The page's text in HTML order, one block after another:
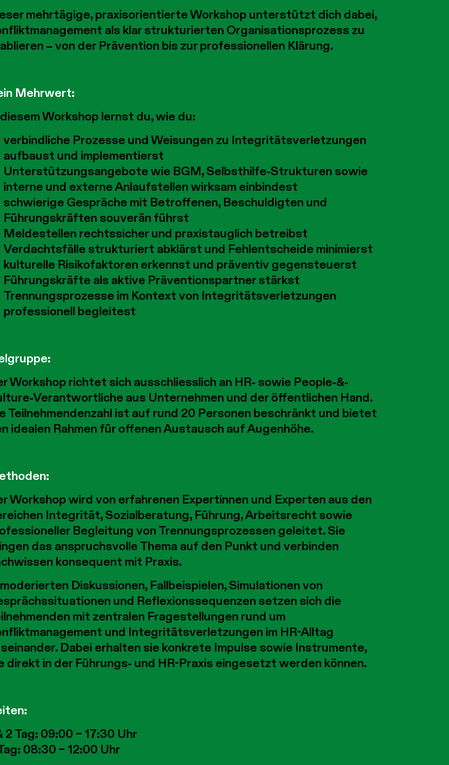
mehrtägige, praxisorientierte Workshop unterstützt dich dabei,
als klar strukturierten Organisationsprozess zu
– von der Prävention bis zur professionellen Klärung.
Mehrwert:
Workshop lernst du, wie du:
verbindliche Prozesse und Weisungen zu Integritätsverletzungen
aufbaust und implementierst
Unterstützungsangebote wie BGM, Selbsthilfe-Strukturen sowie
interne und externe Anlaufstellen wirksam einbindest
schwierige Gespräche mit Betroffenen, Beschuldigten und
Führungskräften souverän führst
Meldestellen rechtssicher und praxistauglich betreibst
Verdachtsfälle strukturiert abklärst und Fehlentscheide minimierst
kulturelle Risikofaktoren erkennst und präventiv gegensteuerst
Führungskräfte als aktive Präventionspartner stärkst
Trennungsprozesse im Kontext von Integritätsverletzungen
professionell begleitest
Workshop richtet sich ausschliesslich an HR- sowie People-&-
Verantwortliche aus Unternehmen und der öffentlichen Hand.
Teilnehmendenzahl ist auf rund 20 Personen beschränkt und bietet
idealen Rahmen für offenen Austausch auf Augenhöhe.
Workshop wird von erfahrenen Expertinnen und Experten aus den
Integrität, Sozialberatung, Führung, Arbeitsrecht sowie
Begleitung von Trennungsprozessen geleitet. Sie
das anspruchsvolle Thema auf den Punkt und verbinden
konsequent mit Praxis.
Diskussionen, Fallbeispielen, Simulationen von
und Reflexionssequenzen setzen sich die
mit zentralen Fragestellungen rund um
und Integritätsverletzungen im HR-Alltag
Dabei erhalten sie konkrete Impulse sowie Instrumente,
direkt in der Führungs- und HR-Praxis eingesetzt werden können.
2 Tag: 09:00 – 17:30 Uhr
08:30 – 12:00 Uhr